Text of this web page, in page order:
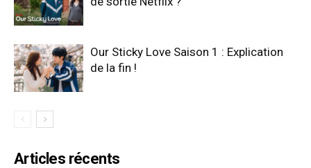
Our Sticky Love Saison 1 : Explication
de la fin !
Articles récents